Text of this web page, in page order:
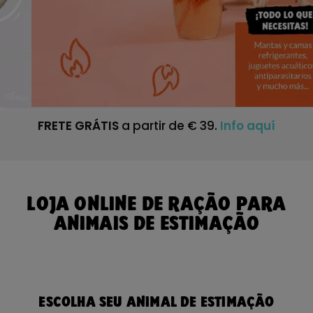
FRETE GRÁTIS a partir de € 39. Info aquí
LOJA ONLINE DE RAÇÃO PARA
ANIMAIS DE ESTIMAÇÃO
ESCOLHA SEU ANIMAL DE ESTIMAÇÃO